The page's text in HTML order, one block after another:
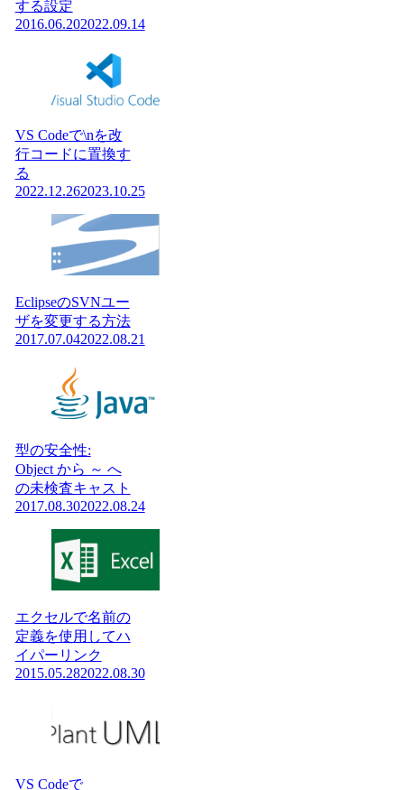
する設定
2016.06.202022.09.14
VS Codeで\nを改
行コードに置換す
る
2022.12.262023.10.25
EclipseのSVNユー
ザを変更する方法
2017.07.042022.08.21
型の安全性:
Object から ～ へ
の未検査キャスト
2017.08.302022.08.24
エクセルで名前の
定義を使用してハ
イパーリンク
2015.05.282022.08.30
VS Codeで